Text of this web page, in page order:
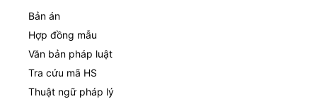
Bản án
Hợp đồng mẫu
Văn bản pháp luật
Tra cứu mã HS
Thuật ngữ pháp lý